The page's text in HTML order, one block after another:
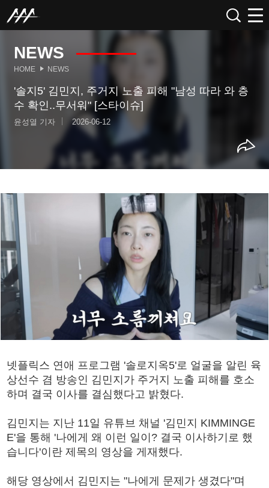
NEWS
HOME NEWS
'솔지5' 김민지, 주거지 노출 피해 "남성 따라 와 층
수 확인..무서워" [스타이슈]
윤성열 기자 2026-06-12
넷플릭스 연애 프로그램 '솔로지옥5'로 얼굴을 알린 육
상선수 겸 방송인 김민지가 주거지 노출 피해를 호소
하며 결국 이사를 결심했다고 밝혔다.
김민지는 지난 11일 유튜브 채널 '김민지 KIMMINGE
E'을 통해 '나에게 왜 이런 일이? 결국 이사하기로 했
습니다'이란 제목의 영상을 게재했다.
해당 영상에서 김민지는 "나에게 문제가 생겼다"며